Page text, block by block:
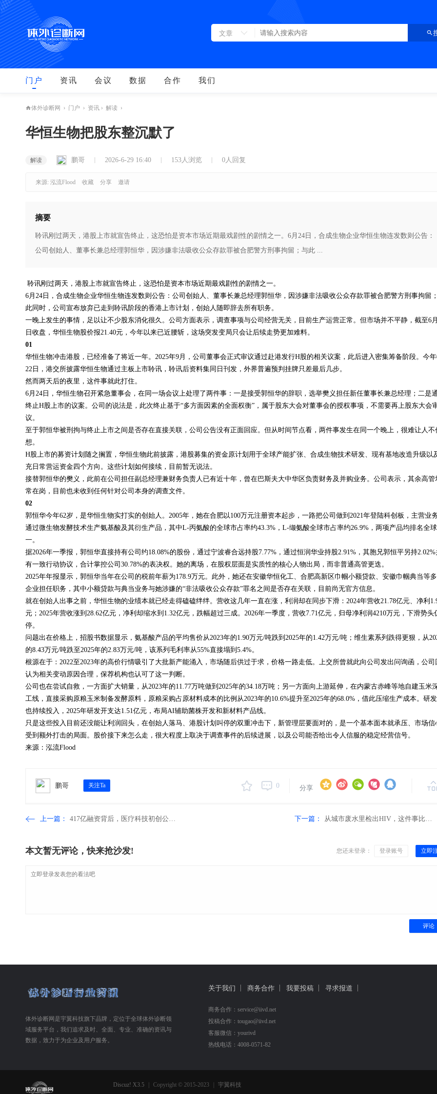
文章
门户 资讯 会议 数据 合作 我们
体外诊断网 › 门户 › 资讯 › 解读 ›
华恒生物把股东整沉默了
解读 鹏哥 2026-6-29 16:40 153人浏览 0人回复
来源: 泓流Flood 收藏 分享 邀请
摘要
聆讯刚过两天，港股上市就宣告终止，这恐怕是资本市场近期最戏剧性的剧情之一。6月24日，合成生物企业华恒生物连发数则公告：
公司创始人、董事长兼总经理郭恒华，因涉嫌非法吸收公众存款罪被合肥警方刑事拘留；与此 ...
聆讯刚过两天，港股上市就宣告终止，这恐怕是资本市场近期最戏剧性的剧情之一。
6月24日，合成生物企业华恒生物连发数则公告：公司创始人、董事长兼总经理郭恒华，因涉嫌非法吸收公众存款罪被合肥警方刑事拘留
此同时，公司宣布放弃已走到聆讯阶段的香港上市计划，创始人随即辞去所有职务。
一晚上发生的事情，足以让不少股东消化很久。公司方面表示，调查事项与公司经营无关，目前生产运营正常。但市场并不平静，截至6
日收盘，华恒生物股价报21.40元，今年以来已近腰斩，这场突发变局只会让后续走势更加难料。
01
华恒生物冲击港股，已经准备了将近一年。2025年9月，公司董事会正式审议通过赴港发行H股的相关议案，此后进入密集筹备阶段。今年
22日，港交所披露华恒生物通过主板上市聆讯，聆讯后资料集同日刊发，外界普遍预判挂牌只差最后几步。
然而两天后的夜里，这件事就此打住。
6月24日，华恒生物召开紧急董事会，在同一场会议上处理了两件事：一是接受郭恒华的辞职，选举樊义担任新任董事长兼总经理；二是
终止H股上市的议案。公司的说法是，此次终止基于“多方面因素的全面权衡”，属于股东大会对董事会的授权事项，不需要再上股东大会
议。
至于郭恒华被刑拘与终止上市之间是否存在直接关联，公司公告没有正面回应。但从时间节点看，两件事发生在同一个晚上，很难让人不
想。
H股上市的募资计划随之搁置，华恒生物此前披露，港股募集的资金原计划用于全球产能扩张、合成生物技术研发、现有基地改造升级以
充日常营运资金四个方向。这些计划如何接续，目前暂无说法。
接替郭恒华的樊义，此前在公司担任副总经理兼财务负责人已有近十年，曾在巴斯夫大中华区负责财务及并购业务。公司表示，其余高管
常在岗，目前也未收到任何针对公司本身的调查文件。
02
郭恒华今年62岁，是华恒生物实打实的创始人。2005年，她在合肥以100万元注册资本起步，一路把公司做到2021年登陆科创板，主营业
通过微生物发酵技术生产氨基酸及其衍生产品，其中L-丙氨酸的全球市占率约43.3%，L-缬氨酸全球市占率约26.9%，两项产品均排名全
一。
据2026年一季报，郭恒华直接持有公司约18.08%的股份，通过宁波睿合远持股7.77%，通过恒润华业持股2.91%，其胞兄郭恒平另持
有一致行动协议，合计掌控公司30.78%的表决权。她的离场，在股权层面是实质性的核心人物出局，而非普通高管更迭。
2025年年报显示，郭恒华当年在公司的税前年薪为178.9万元。此外，她还在安徽华恒化工、合肥高新区巾帼小额贷款、安徽巾帼典当等
企业担任职务，其中小额贷款与典当业务与她涉嫌的“非法吸收公众存款”罪名之间是否存在关联，目前尚无官方信息。
就在创始人出事之前，华恒生物的业绩本就已经走得磕磕绊绊。营收这几年一直在涨，利润却在同步下滑：2024年营收21.78亿元、净利
元；2025年营收涨到28.62亿元，净利却缩水到1.32亿元，跌幅超过三成。2026年一季度，营收7.71亿元，归母净利润4210万元，下滑势头
停。
问题出在价格上，招股书数据显示，氨基酸产品的平均售价从2023年的1.90万元/吨跌到2025年的1.42万元/吨；维生素系列跌得更狠，从
的8.43万元/吨跌至2025年的2.83万元/吨，该系列毛利率从55%直接塌到5.4%。
根源在于：2022至2023年的高价行情吸引了大批新产能涌入，市场随后供过于求，价格一路走低。上交所曾就此向公司发出问询函，公司
认为相关变动原因合理，保荐机构也认可了这一判断。
公司也在尝试自救，一方面扩大销量，从2023年的11.77万吨做到2025年的34.18万吨；另一方面向上游延伸，在内蒙古赤峰等地自建玉米
工线，直接采购原粮玉米制备发酵原料，原粮采购占原材料成本的比例从2023年的10.6%提升至2025年的68.0%，借此压缩生产成本。研
也持续投入，2025年研发开支达1.51亿元，布局AI辅助菌株开发和新材料产品线。
只是这些投入目前还没能让利润回头，在创始人落马、港股计划叫停的双重冲击下，新管理层要面对的，是一个基本面本就承压、市场信
受到额外打击的局面。股价接下来怎么走，很大程度上取决于调查事件的后续进展，以及公司能否给出令人信服的稳定经营信号。
来源：泓流Flood
鹏哥 关注Ta 0 分享
上一篇： 417亿融资背后，医疗科技初创公司为何批量倒下？ 下一篇： 从城市废水里检出HIV，这件事比你想的有意义得多
本文暂无评论，快来抢沙发! 您还未登录： 登录账号 立即
评论
体外诊断网是宇翼科技旗下品牌，定位于全球体外诊断领
域服务平台，我们追求及时、全面、专业、准确的资讯与
数据，致力于为企业及用户服务。
关于我们 商务合作 我要投稿 寻求报道
商务合作：service@iivd.net
投稿合作：tougao@iivd.net
客服微信：yourivd
热线电话：4008-0571-82
Discuz! X3.5 Copyright © 2015-2023
宇翼科技